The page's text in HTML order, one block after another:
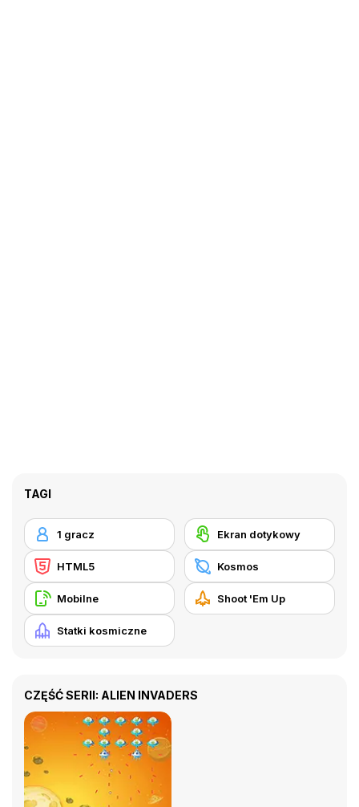
TAGI
1 gracz Ekran dotykowy
HTML5 Kosmos
Mobilne Shoot 'Em Up
Statki kosmiczne
CZĘŚĆ SERII: ALIEN INVADERS